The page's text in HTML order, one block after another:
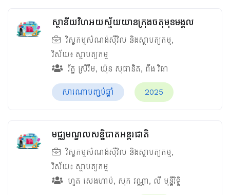
ស្ថានីយវិហអយស្ម័យយានក្រុងចតុមុខមង្គល
វិស្វកម្មសំណង់ស៊ីវិល និងស្ថាបត្យកម្ម,
វិស័យ៖ ស្ថាបត្យកម្ម
រ័ត្ន ស្រីរីម, យ៉ុន សុផានិត, ពឹង វិផា
សារណាបញ្ចប់ឆ្នាំ 2025
មជ្ឈមណ្ឌលសន្និបាតអន្តរជាតិ
វិស្វកម្មសំណង់ស៊ីវិល និងស្ថាបត្យកម្ម,
វិស័យ៖ ស្ថាបត្យកម្ម
ហួត សេងហាប់, សុក វណ្ណា, លី មុន្នីរិទ្ធិ